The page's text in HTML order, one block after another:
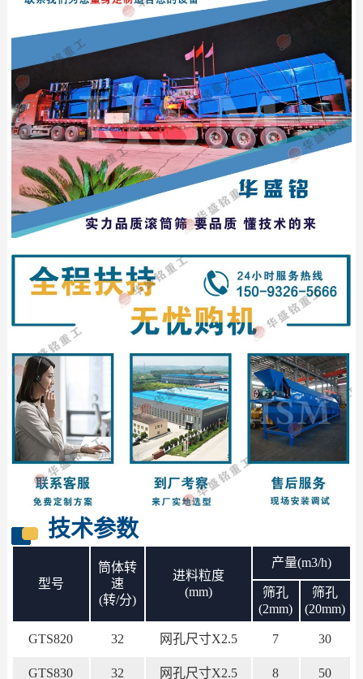
技术参数
型号
筒体转
速
(转/分)
进料粒度
(mm)
产量(m3/h)
筛孔
(2mm)
筛孔
(20mm)
GTS820 32 网孔尺寸X2.5 7 30
GTS830 32 网孔尺寸X2.5 8 50